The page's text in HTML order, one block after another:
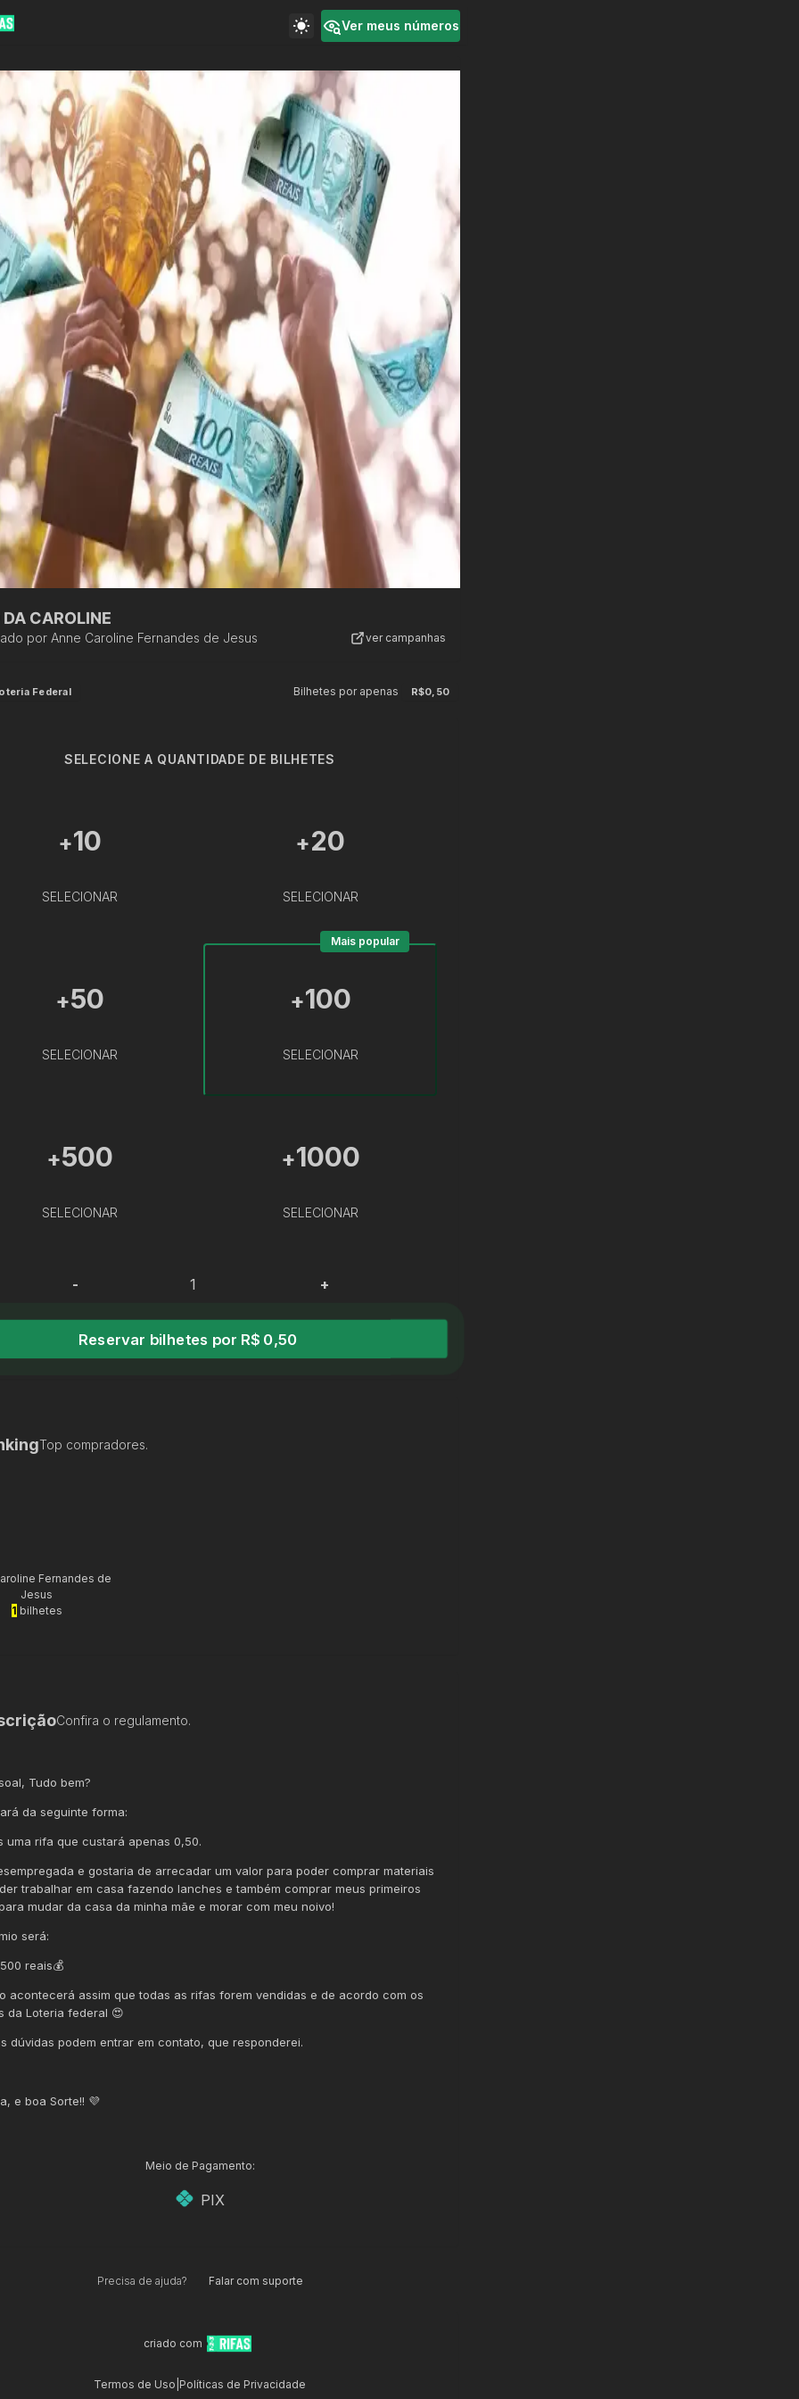
Ver meus números
CAROLINE
por Anne Caroline Fernandes de Jesus ver campanhas
Federal Bilhetes por apenas R$0,50
SELECIONE A QUANTIDADE DE BILHETES
+10
SELECIONAR
+20
SELECIONAR
+50
SELECIONAR
+100
SELECIONAR
Mais popular
+500
SELECIONAR
+1000
SELECIONAR
- +
Reservar bilhetes por R$ 0,50
Top compradores.
Fernandes de
Jesus
1 bilhetes
Confira o regulamento.
Tudo bem?
da seguinte forma:
uma rifa que custará apenas 0,50.
e gostaria de arrecadar um valor para poder comprar materiais
trabalhar em casa fazendo lanches e também comprar meus primeiros
mudar da casa da minha mãe e morar com meu noivo!
será:
reais💰
acontecerá assim que todas as rifas forem vendidas e de acordo com os
da Loteria federal 😍
dúvidas podem entrar em contato, que responderei.
e boa Sorte!! 💜
Meio de Pagamento:
PIX
Precisa de ajuda? Falar com suporte
criado com
Termos de Uso Políticas de Privacidade